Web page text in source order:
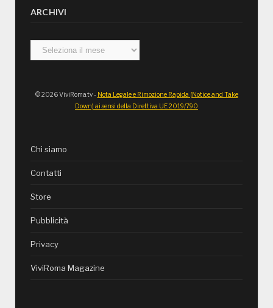
ARCHIVI
Archivi
© 2026 ViviRoma.tv - Nota Legale e Rimozione Rapida (Notice and Take
Down) ai sensi della Direttiva UE 2019/790
Chi siamo
Contatti
Store
Pubblicità
Privacy
ViviRoma Magazine